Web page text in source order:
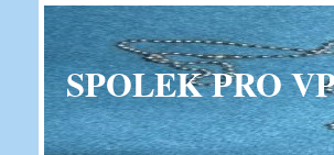
SPOLEK PRO